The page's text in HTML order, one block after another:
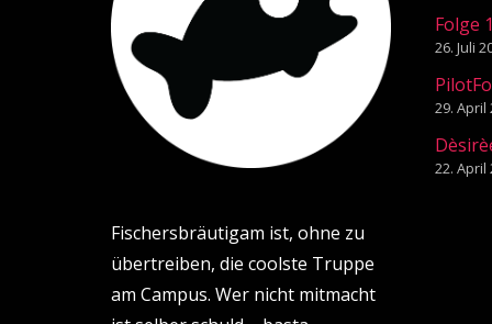
Fischersbräutigam ist, ohne zu
übertreiben, die coolste Truppe
am Campus. Wer nicht mitmacht
Folge
26. Juli
29. April
22. April